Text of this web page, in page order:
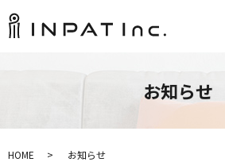
お知らせ
HOME お知らせ